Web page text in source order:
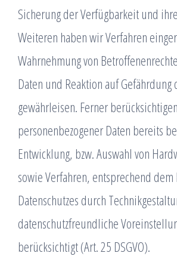
Sicherung der Verfügbarkeit und
Weiteren haben wir Verfahren
Wahrnehmung von
Daten und Reaktion auf Gefährdung
gewährleisen. Ferner
personenbezogener Daten bereits
Entwicklung, bzw. Auswahl von
sowie Verfahren, entsprechend
Datenschutzes durch
datenschutzfreundliche
berücksichtigt (Art. 25 DSGVO).